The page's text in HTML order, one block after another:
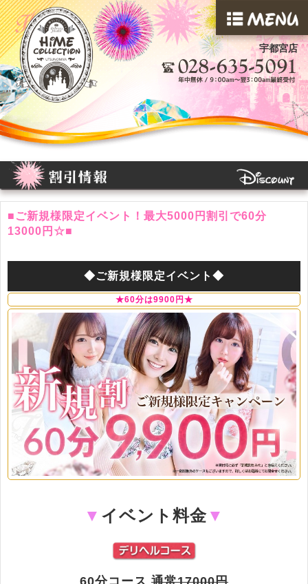
宇都宮店
■ご新規様限定イベント！最大5000円割引で60分
13000円☆■
◆ご新規様限定イベント◆
★60分は9900円★
▼ イベント料金▼